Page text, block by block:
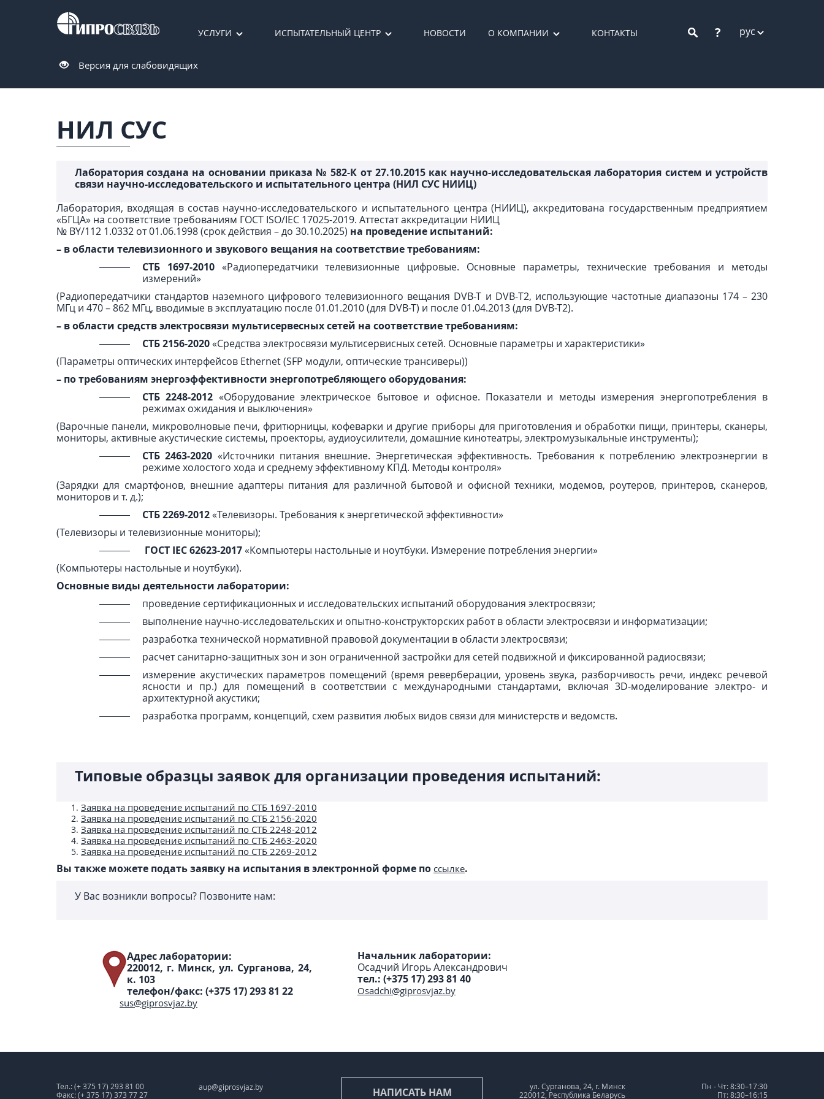
УСЛУГИ ИСПЫТАТЕЛЬНЫЙ ЦЕНТР НОВОСТИ О КОМПАНИИ КОНТАКТЫ ? рус
Версия для слабовидящих
НИЛ СУС
Лаборатория создана на основании приказа № 582-К от 27.10.2015 как научно-исследовательская лаборатория систем и устройств
связи научно-исследовательского и испытательного центра (НИЛ СУС НИИЦ)
Лаборатория, входящая в состав научно-исследовательского и испытательного центра (НИИЦ), аккредитована государственным предприятием
«БГЦА» на соответствие требованиям ГОСТ ISO/IEC 17025-2019. Аттестат аккредитации НИИЦ
№ BY/112 1.0332 от 01.06.1998 (срок действия – до 30.10.2025) на проведение испытаний:
– в области телевизионного и звукового вещания на соответствие требованиям:
СТБ 1697-2010«Радиопередатчики телевизионные цифровые. Основные параметры, технические требования и методы
измерений»
(Радиопередатчики стандартов наземного цифрового телевизионного вещания DVB-T и DVB-Т2, использующие частотные диапазоны 174 – 230
МГц и 470 – 862 МГц, вводимые в эксплуатацию после 01.01.2010 (для DVB-T) и после 01.04.2013 (для DVB-T2).
– в области средств электросвязи мультисервесных сетей на соответствие требованиям:
СТБ 2156-2020«Средства электросвязи мультисервисных сетей. Основные параметры и характеристики»
(Параметры оптических интерфейсов Ethernet (SFP модули, оптические трансиверы))
– по требованиям энергоэффективности энергопотребляющего оборудования:
СТБ 2248-2012 «Оборудование электрическое бытовое и офисное. Показатели и методы измерения энергопотребления в
режимах ожидания и выключения»
(Варочные панели, микроволновые печи, фритюрницы, кофеварки и другие приборы для приготовления и обработки пищи, принтеры, сканеры,
мониторы, активные акустические системы, проекторы, аудиоусилители, домашние кинотеатры, электромузыкальные инструменты);
СТБ 2463-2020 «Источники питания внешние. Энергетическая эффективность. Требования к потреблению электроэнергии в
режиме холостого хода и среднему эффективному КПД. Методы контроля»
(Зарядки для смартфонов, внешние адаптеры питания для различной бытовой и офисной техники, модемов, роутеров, принтеров, сканеров,
мониторов и т. д.);
СТБ 2269-2012«Телевизоры. Требования к энергетической эффективности»
(Телевизоры и телевизионные мониторы);
ГОСТ IEC 62623-2017«Компьютеры настольные и ноутбуки. Измерение потребления энергии»
(Компьютеры настольные и ноутбуки).
Основные виды деятельности лаборатории:
проведение сертификационных и исследовательских испытаний оборудования электросвязи;
выполнение научно-исследовательских и опытно-конструкторских работ в области электросвязи и информатизации;
разработка технической нормативной правовой документации в области электросвязи;
расчет санитарно-защитных зон и зон ограниченной застройки для сетей подвижной и фиксированной радиосвязи;
измерение акустических параметров помещений (время реверберации, уровень звука, разборчивость речи, индекс речевой
ясности и пр.) для помещений в соответствии с международными стандартами, включая 3D-моделирование электро- и
архитектурной акустики;
разработка программ, концепций, схем развития любых видов связи для министерств и ведомств.
Типовые образцы заявок для организации проведения испытаний:
Заявка на проведение испытаний по СТБ 1697-2010
Заявка на проведение испытаний по СТБ 2156-2020
Заявка на проведение испытаний по СТБ 2248-2012
Заявка на проведение испытаний по СТБ 2463-2020
Заявка на проведение испытаний по СТБ 2269-2012
Вы также можете подать заявку на испытания в электронной форме по ссылке.
У Вас возникли вопросы? Позвоните нам:
Адрес лаборатории:
220012, г. Минск, ул. Сурганова, 24,
к. 103
телефон/факс: (+375 17) 293 81 22
sus@giprosvjaz.by
Начальник лаборатории:
Осадчий Игорь Александрович
тел.: (+375 17) 293 81 40
Osadchi@giprosvjaz.by
Тел.: (+ 375 17) 293 81 00
Факс: (+ 375 17) 373 77 27
aup@giprosvjaz.by НАПИСАТЬ НАМ
ул. Сурганова, 24, г. Минск
220012, Республика Беларусь
Пн - Чт: 8:30–17:30
Пт: 8:30–16:15